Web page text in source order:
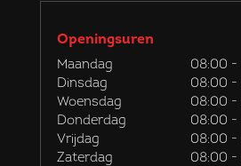
Openingsuren
Maandag
08:00 -
Dinsdag
08:00 -
Woensdag
08:00 -
Donderdag
08:00 -
Vrijdag
08:00 -
Zaterdag
08:00 -